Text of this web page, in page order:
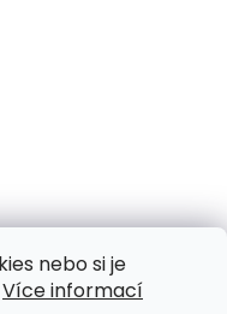
nebo si je
Více informací